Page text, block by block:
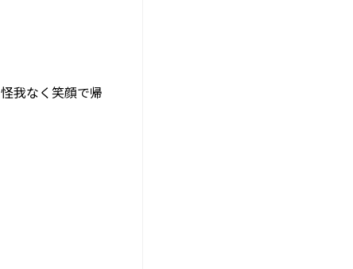
我なく笑顔で帰